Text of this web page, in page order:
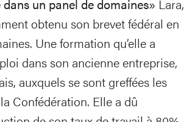
un panel de domaines» Lara,
obtenu son brevet fédéral en
Une formation qu’elle a
dans son ancienne entreprise,
auxquels se sont greffées les
Confédération. Elle a dû